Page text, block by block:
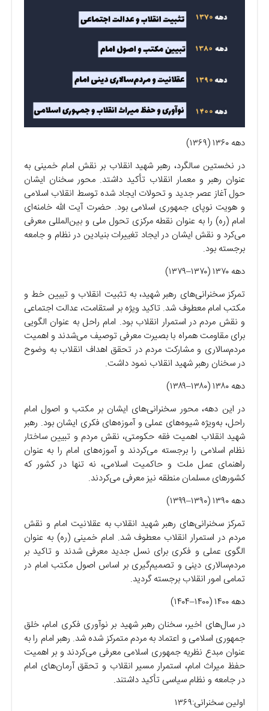
دهه ۱۳۶۰ (۱۳۶۹)
در نخستین سالگرد، رهبر شهید انقلاب بر نقش امام خمینی به
عنوان رهبر و معمار انقلاب تأکید داشتد. محور سخنان ایشان
حول آغاز عصر جدید و تحولات ایجاد شده توسط انقلاب اسلامی
و هویت نوپای جمهوری اسلامی بود. حضرت آیت الله خامنه‌ای
امام (ره) را به عنوان نقطه مرکزی تحول ملی و بین‌المللی معرفی
می‌کرد و نقش ایشان در ایجاد تغییرات بنیادین در نظام و جامعه
برجسته بود.
دهه ۱۳۷۰ (۱۳۷۰–۱۳۷۹)
تمرکز سخنرانی‌های رهبر شهید، به تثبیت انقلاب و تبیین خط و
مکتب امام معطوف شد. تاکید ویژه بر استقامت، عدالت اجتماعی
و نقش مردم در استمرار انقلاب بود. امام راحل به عنوان الگویی
برای مقاومت همراه با بصیرت معرفی توصیف می‌شدند و اهمیت
مردم‌سالاری و مشارکت مردم در تحقق اهداف انقلاب به وضوح
در سخنان رهبر شهید انقلاب نمود داشت.
دهه ۱۳۸۰ (۱۳۸۰–۱۳۸۹)
در این دهه، محور سخنرانی‌های ایشان بر مکتب و اصول امام
راحل، به‌ویژه شیوه‌های عملی و آموزه‌های فکری ایشان بود. رهبر
شهید انقلاب اهمیت فقه حکومتی، نقش مردم و تبیین ساختار
نظام اسلامی را برجسته می‌کردند و آموزه‌های امام را به عنوان
راهنمای عمل ملت و حاکمیت اسلامی، نه تنها در کشور که
کشور‌های مسلمان منطقه نیز معرفی می‌کردند.
دهه ۱۳۹۰ (۱۳۹۰–۱۳۹۹)
تمرکز سخنرانی‌های رهبر شهید انقلاب به عقلانیت امام و نقش
مردم در استمرار انقلاب معطوف شد. امام خمینی (ره) به عنوان
الگوی عملی و فکری برای نسل جدید معرفی شدند و تاکید بر
مردم‌سالاری دینی و تصمیم‌گیری بر اساس اصول مکتب امام در
تمامی امور انقلاب برجسته گردید.
دهه ۱۴۰۰ (۱۴۰۰–۱۴۰۴)
در سال‌های اخیر، سخنان رهبر شهید بر نوآوری فکری امام، خلق
جمهوری اسلامی و اعتماد به مردم متمرکز شده شد. رهبر امام را به
عنوان مبدع نظریه جمهوری اسلامی معرفی می‌کردند و بر اهمیت
حفظ میراث امام، استمرار مسیر انقلاب و تحقق آرمان‌های امام
در جامعه و نظام سیاسی تأکید داشتند.
اولین سخنرانی:۱۳۶۹